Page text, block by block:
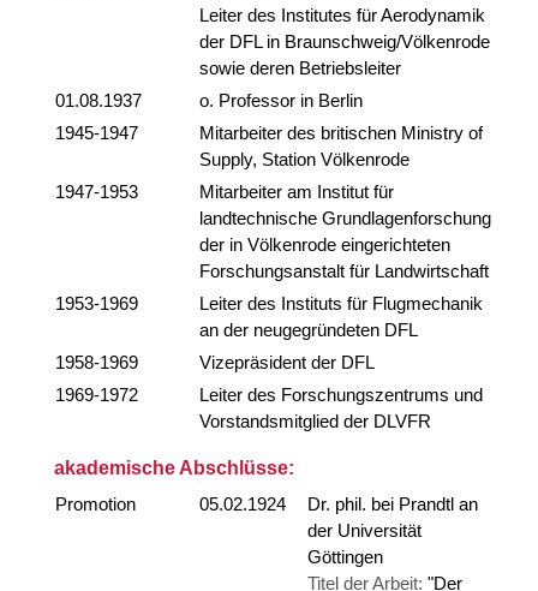
Leiter des Institutes für Aerodynamik
der DFL in Braunschweig/Völkenrode
sowie deren Betriebsleiter
01.08.1937
o. Professor in Berlin
1945-1947
Mitarbeiter des britischen Ministry of
Supply, Station Völkenrode
1947-1953
Mitarbeiter am Institut für
landtechnische Grundlagenforschung
der in Völkenrode eingerichteten
Forschungsanstalt für Landwirtschaft
1953-1969
Leiter des Instituts für Flugmechanik
an der neugegründeten DFL
1958-1969
Vizepräsident der DFL
1969-1972
Leiter des Forschungszentrums und
Vorstandsmitglied der DLVFR
akademische Abschlüsse:
Promotion
05.02.1924
Dr. phil. bei Prandtl an
der Universität
Göttingen
Titel der Arbeit: "Der